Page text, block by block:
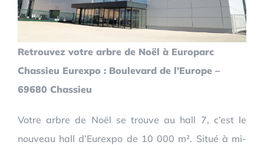
Retrouvez votre arbre de Noël à Europarc
Chassieu Eurexpo : Boulevard de l’Europe –
69680 Chassieu
Votre arbre de Noël se trouve au hall 7, c’est le
nouveau hall d’Eurexpo de 10 000 m². Situé à mi-